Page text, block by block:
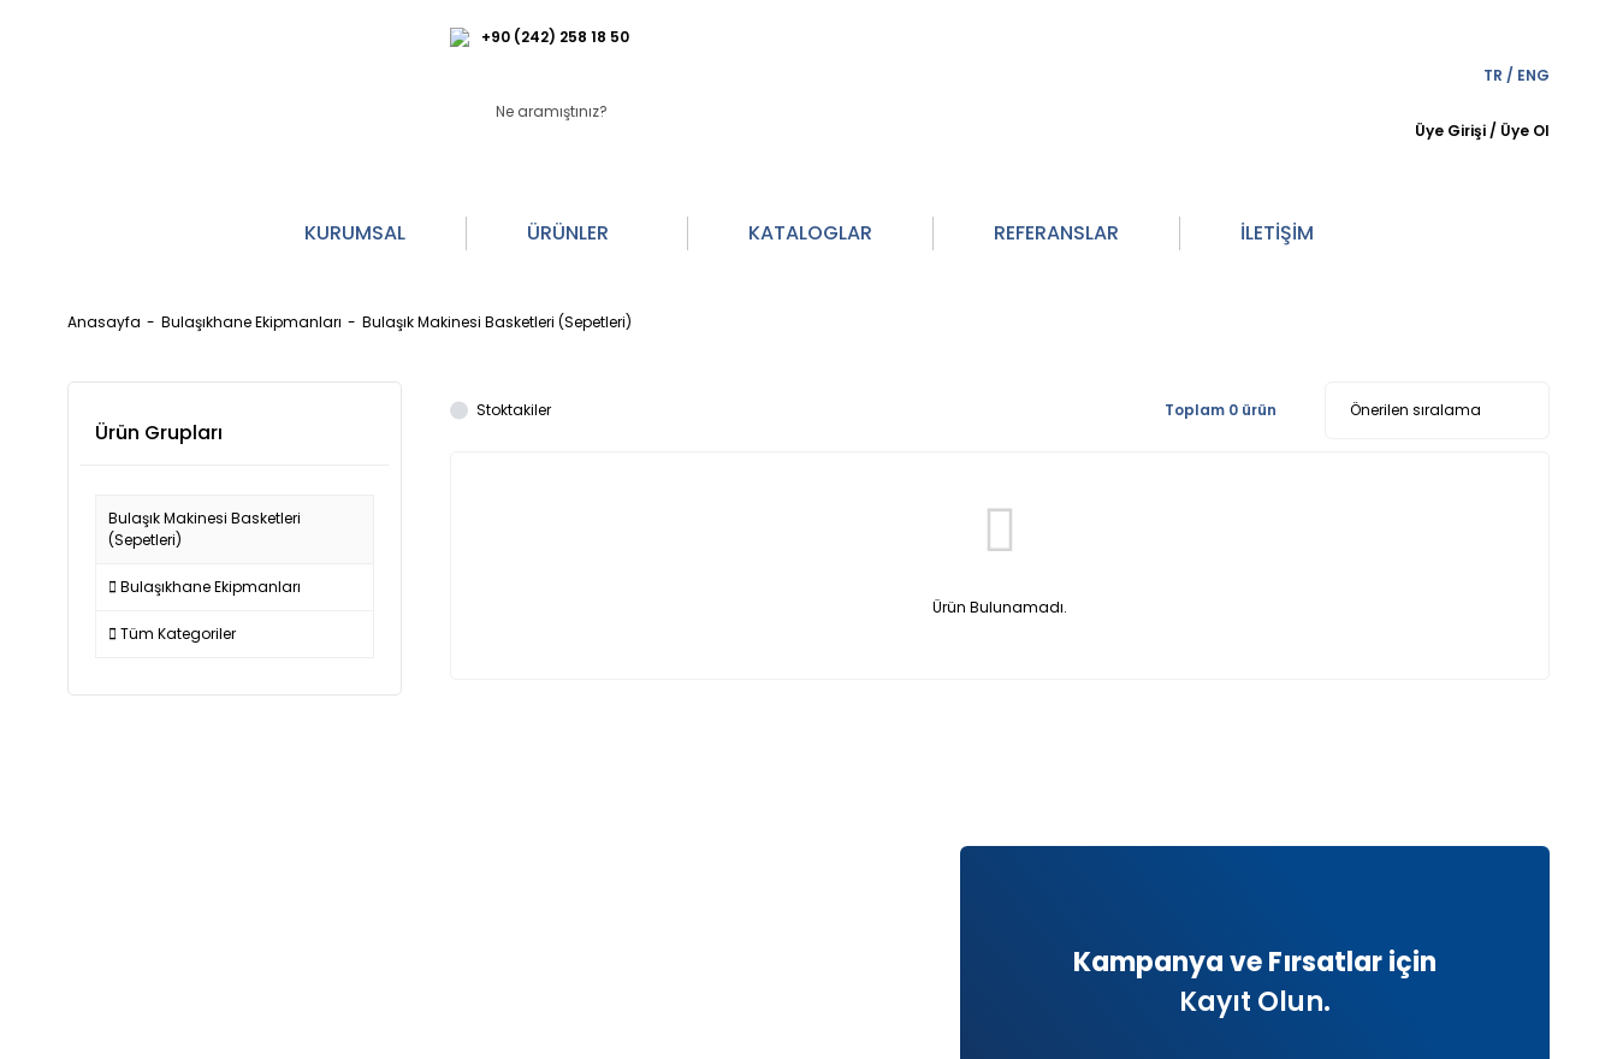
+90 (242) 258 18 50
TR / ENG
Üye Girişi / Üye Ol
KURUMSAL ÜRÜNLER KATALOGLAR REFERANSLAR İLETİŞİM
Anasayfa Bulaşıkhane Ekipmanları Bulaşık Makinesi Basketleri (Sepetleri)
Ürün Grupları
Bulaşık Makinesi Basketleri
(Sepetleri)
Bulaşıkhane Ekipmanları
Tüm Kategoriler
Stoktakiler Toplam 0 ürün
Ürün Bulunamadı.
Kampanya ve Fırsatlar için
Kayıt Olun.